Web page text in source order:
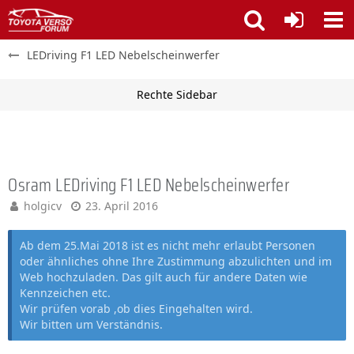
LEDriving F1 LED Nebelscheinwerfer
Osram LEDriving F1 LED Nebelscheinwerfer
holgicv 23. April 2016
Ab dem 25.Mai 2018 ist es nicht mehr erlaubt Personen
oder ähnliches ohne Ihre Zustimmung abzulichten und im
Web hochzuladen. Das gilt auch für andere Daten wie
Kennzeichen etc.
Wir prüfen vorab ,ob dies Eingehalten wird.
Wir bitten um Verständnis.